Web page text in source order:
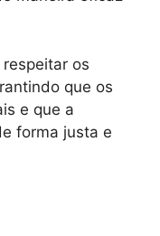
os
que os
e que a
forma justa e